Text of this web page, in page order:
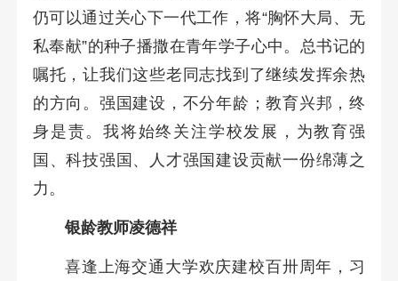
仍可以通过关心下一代工作，将“胸怀大局、无
私奉献”的种子播撒在青年学子心中。总书记的
嘱托，让我们这些老同志找到了继续发挥余热
的方向。强国建设，不分年龄；教育兴邦，终
身是责。我将始终关注学校发展，为教育强
国、科技强国、人才强国建设贡献一份绵薄之
力。
银龄教师凌德祥
喜逢上海交通大学欢庆建校百卅周年，习